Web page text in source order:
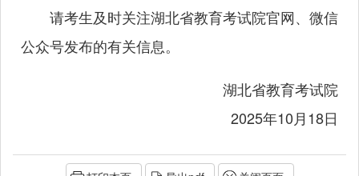
请考生及时关注湖北省教育考试院官网、微信
公众号发布的有关信息。
湖北省教育考试院
2025年10月18日